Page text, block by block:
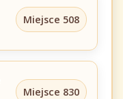
Miejsce 508
Miejsce 830